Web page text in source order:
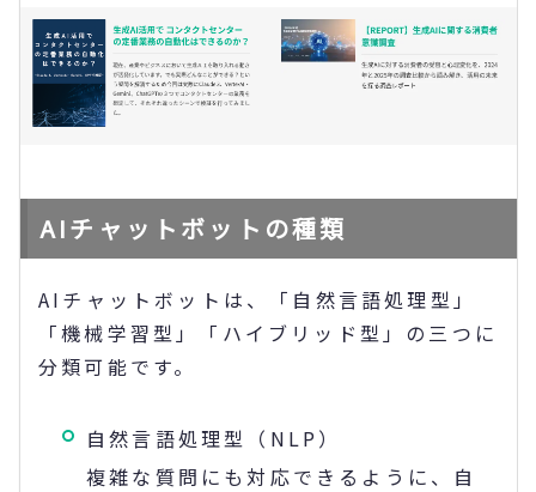
AIチャットボットの種類
AIチャットボットは、「自然言語処理型」
「機械学習型」「ハイブリッド型」の三つに
分類可能です。
自然言語処理型（NLP）
複雑な質問にも対応できるように、自